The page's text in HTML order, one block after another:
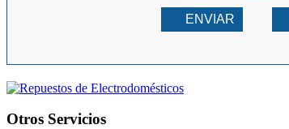
ENVIAR
Otros Servicios